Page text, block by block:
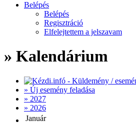
Belépés
Belépés
Regisztráció
Elfelejtettem a jelszavam
» Kalendárium
» Új esemény feladása
» 2027
» 2026
Január